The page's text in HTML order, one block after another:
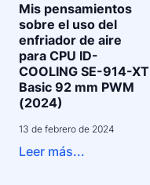
Mis pensamientos
sobre el uso del
enfriador de aire
para CPU ID-
COOLING SE-914-XT
Basic 92 mm PWM
(2024)
13 de febrero de 2024
Leer más...